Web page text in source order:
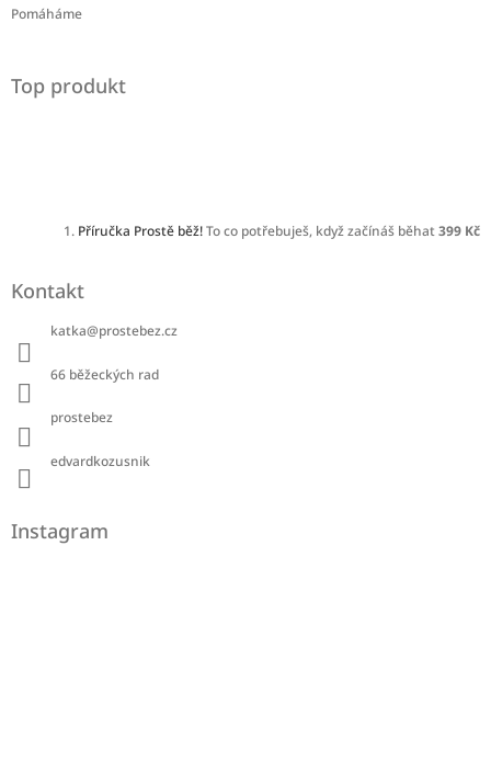
Pomáháme
Top produkt
Příručka Prostě běž!To co potřebuješ, když začínáš běhat399 Kč
Kontakt
katka@prostebez.cz
66 běžeckých rad
prostebez
edvardkozusnik
Instagram